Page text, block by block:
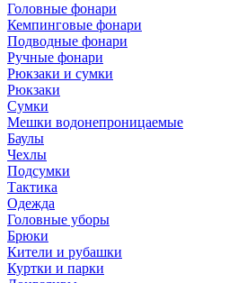
Головные фонари
Кемпинговые фонари
Подводные фонари
Ручные фонари
Рюкзаки и сумки
Рюкзаки
Сумки
Мешки водонепроницаемые
Баулы
Чехлы
Подсумки
Тактика
Одежда
Головные уборы
Брюки
Кители и рубашки
Куртки и парки